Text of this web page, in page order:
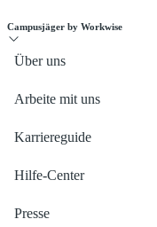
Campusjäger by Workwise
Über uns
Arbeite mit uns
Karriereguide
Hilfe-Center
Presse